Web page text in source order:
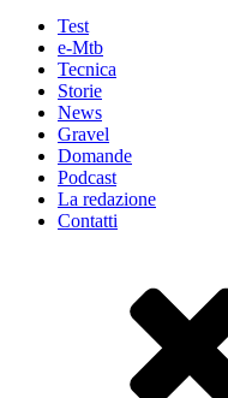
Test
e-Mtb
Tecnica
Storie
News
Gravel
Domande
Podcast
La redazione
Contatti